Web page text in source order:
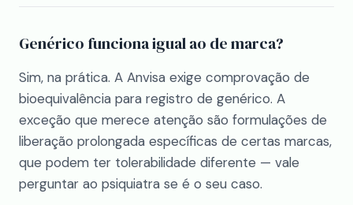
Genérico funciona igual ao de marca?
Sim, na prática. A Anvisa exige comprovação de
bioequivalência para registro de genérico. A
exceção que merece atenção são formulações de
liberação prolongada específicas de certas marcas,
que podem ter tolerabilidade diferente — vale
perguntar ao psiquiatra se é o seu caso.